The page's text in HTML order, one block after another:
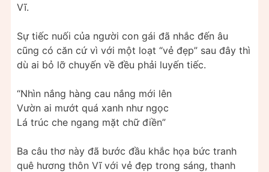
Vĩ.
Sự tiếc nuối của người con gái đã nhắc đến âu
cũng có căn cứ vì với một loạt “vẻ đẹp” sau đây thì
dù ai bỏ lỡ chuyến về đều phải luyến tiếc.
“Nhìn nắng hàng cau nắng mới lên
Vườn ai mướt quá xanh như ngọc
Lá trúc che ngang mặt chữ điền”
Ba câu thơ này đã bước đầu khắc họa bức tranh
quê hương thôn Vĩ với vẻ đẹp trong sáng, thanh